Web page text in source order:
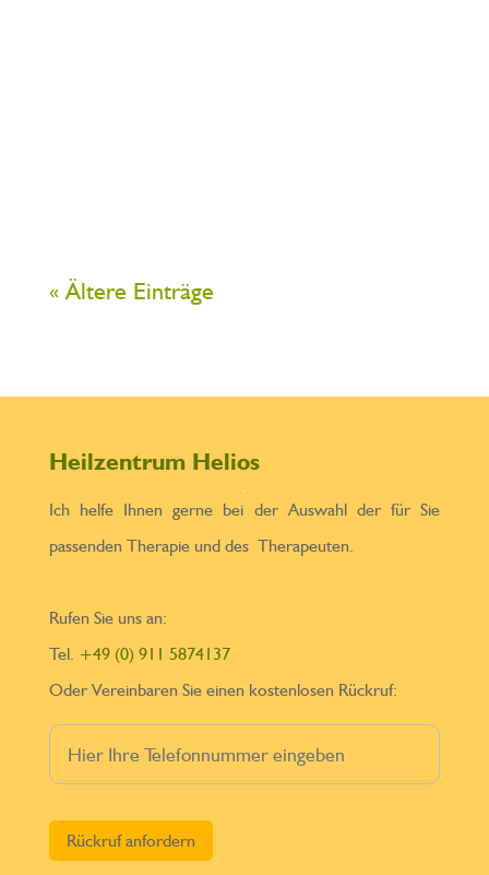
« Ältere Einträge
Heilzentrum Helios
Ich helfe Ihnen gerne bei der Auswahl der für Sie
passenden Therapie und des Therapeuten.
Rufen Sie uns an:
Tel. +49 (0) 911 5874137
Oder Vereinbaren Sie einen kostenlosen Rückruf: